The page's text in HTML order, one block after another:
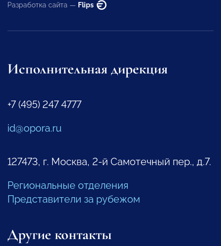
Разработка сайта — Flips
Исполнительная дирекция
+7 (495) 247 4777
id@opora.ru
127473, г. Москва, 2-й Самотечный пер., д.7.
Региональные отделения
Представители за рубежом
Другие контакты